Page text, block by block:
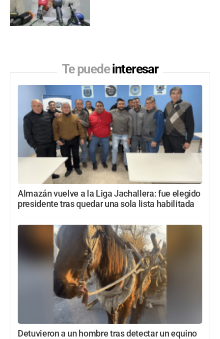
Te puedeinteresar
Almazán vuelve a la Liga Jachallera: fue elegido
presidente tras quedar una sola lista habilitada
Detuvieron a un hombre tras detectar un equino